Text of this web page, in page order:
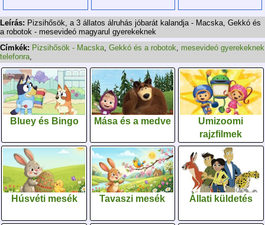
Leírás: Pizsihősök, a 3 állatos álruhás jóbarát kalandja - Macska, Gekkó és
a robotok - mesevideó magyarul gyerekeknek
Címkék: Pizsihősök - Macska, Gekkó és a robotok, mesevideó gyerekeknek
telefonra,
Bluey és Bingo Mása és a medve
Umizoomi
rajzfilmek
Húsvéti mesék Tavaszi mesék Állati küldetés